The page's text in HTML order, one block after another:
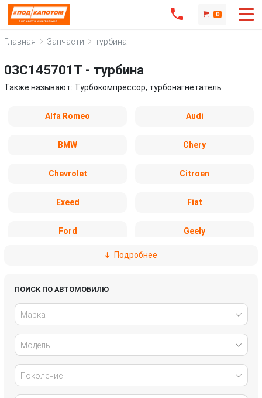
0
Главная Запчасти турбина
03C145701T - турбина
Также называют: Турбокомпрессор, турбонагнетатель
Alfa Romeo Audi
BMW Chery
Chevrolet Citroen
Exeed Fiat
Ford Geely
Infiniti
Land Rover
Mazda
Подробнее
ПОИСК ПО АВТОМОБИЛЮ
Марка
Модель
Поколение